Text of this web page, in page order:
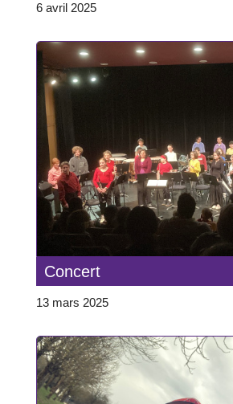
6 avril 2025
Concert
13 mars 2025